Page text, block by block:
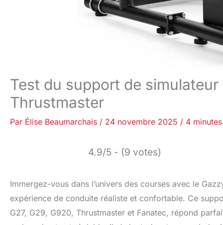
Test du support de
Thrustmaster
Par Élise Beaumarchais / 24 novembre 2025 / 4
4.9/5 - (9 votes)
Immergez-vous dans l’univers des courses avec le
expérience de conduite réaliste et confortable. Ce
G27, G29, G920, Thrustmaster et Fanatec, répond